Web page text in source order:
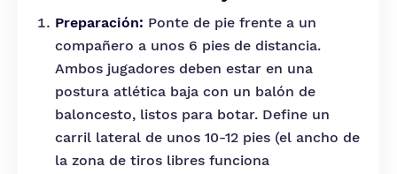
Preparación: Ponte de pie frente a un
compañero a unos 6 pies de distancia.
Ambos jugadores deben estar en una
postura atlética baja con un balón de
baloncesto, listos para botar. Define un
carril lateral de unos 10-12 pies (el ancho de
la zona de tiros libres funciona